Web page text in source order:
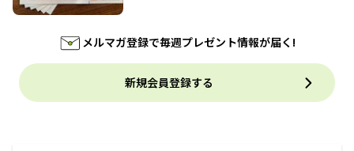
メルマガ登録で毎週プレゼント情報が届く!
新規会員登録する